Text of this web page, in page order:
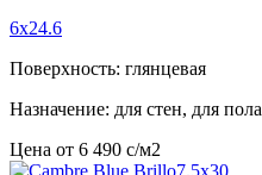
6x24.6
Поверхность: глянцевая
Назначение: для стен, для пола
Цена от 6 490 c/м2